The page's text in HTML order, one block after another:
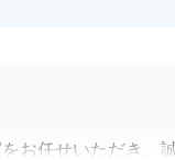
お任せいただき、